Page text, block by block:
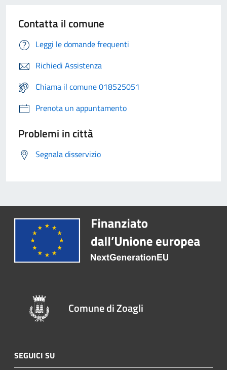
Contatta il comune
Leggi le domande frequenti
Richiedi Assistenza
Chiama il comune 018525051
Prenota un appuntamento
Problemi in città
Segnala disservizio
Comune di Zoagli
SEGUICI SU